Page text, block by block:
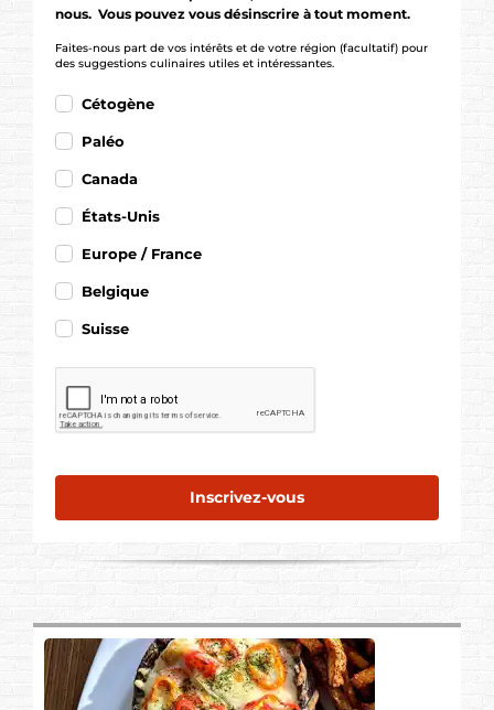
nous. Vous pouvez vous désinscrire à tout moment.
Faites-nous part de vos intérêts et de votre région (facultatif) pour
des suggestions culinaires utiles et intéressantes.
Cétogène
Paléo
Canada
États-Unis
Europe / France
Belgique
Suisse
Inscrivez-vous